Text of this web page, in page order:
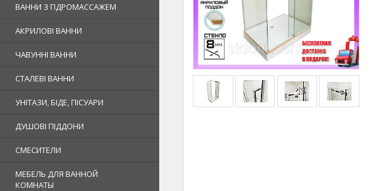
ВАННИ З ГІДРОМАССАЖЕМ
АКРИЛОВІ ВАННИ
ЧАВУННІ ВАННИ
СТАЛЕВІ ВАННИ
УНІТАЗИ, БІДЕ, ПІСУАРИ
ДУШОВІ ПІДДОНИ
СМЕСИТЕЛИ
МЕБЕЛЬ ДЛЯ ВАННОЙ
КОМНАТЫ